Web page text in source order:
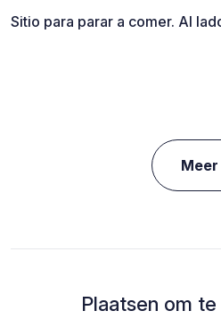
Sitio para parar a comer. Al
Meer
Plaatsen om